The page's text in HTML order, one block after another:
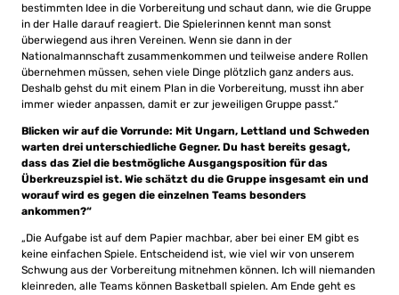
bestimmten Idee in die Vorbereitung und schaut dann, wie die Gruppe
in der Halle darauf reagiert. Die Spielerinnen kennt man sonst
überwiegend aus ihren Vereinen. Wenn sie dann in der
Nationalmannschaft zusammenkommen und teilweise andere Rollen
übernehmen müssen, sehen viele Dinge plötzlich ganz anders aus.
Deshalb gehst du mit einem Plan in die Vorbereitung, musst ihn aber
immer wieder anpassen, damit er zur jeweiligen Gruppe passt.“
Blicken wir auf die Vorrunde: Mit Ungarn, Lettland und Schweden
warten drei unterschiedliche Gegner. Du hast bereits gesagt,
dass das Ziel die bestmögliche Ausgangsposition für das
Überkreuzspiel ist. Wie schätzt du die Gruppe insgesamt ein und
worauf wird es gegen die einzelnen Teams besonders
ankommen?“
„Die Aufgabe ist auf dem Papier machbar, aber bei einer EM gibt es
keine einfachen Spiele. Entscheidend ist, wie viel wir von unserem
Schwung aus der Vorbereitung mitnehmen können. Ich will niemanden
kleinreden, alle Teams können Basketball spielen. Am Ende geht es